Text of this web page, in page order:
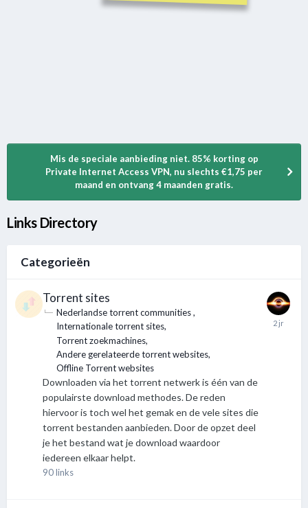
Mis de speciale aanbieding niet. 85% korting op
Private Internet Access VPN, nu slechts €1,75 per
maand en ontvang 4 maanden gratis.
Links Directory
Categorieën
Torrent sites
Nederlandse torrent communities
Internationale torrent sites
Torrent zoekmachines
Andere gerelateerde torrent websites
Offline Torrent websites
Downloaden via het torrent netwerk is één van de
populairste download methodes. De reden
hiervoor is toch wel het gemak en de vele sites die
torrent bestanden aanbieden. Door de opzet deel
je het bestand wat je download waardoor
iedereen elkaar helpt.
90links